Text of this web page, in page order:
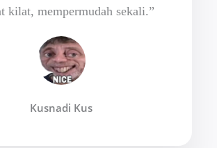
kilat, mempermudah sekali.”
Kusnadi Kus